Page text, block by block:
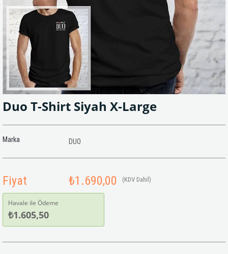
Duo T-Shirt Siyah X-Large
Marka DUO
Fiyat ₺1.690,00 (KDV Dahil)
Havale ile Ödeme
₺1.605,50